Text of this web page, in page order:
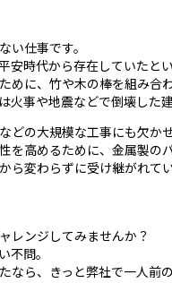
い仕事です。
時代から存在していたとい
めに、竹や木の棒を組み合
火事や地震などで倒壊した
どの大規模な工事にも欠か
を高めるために、金属製の
ら変わらずに受け継がれてい
レンジしてみませんか？
不問。
なら、きっと弊社で一人前